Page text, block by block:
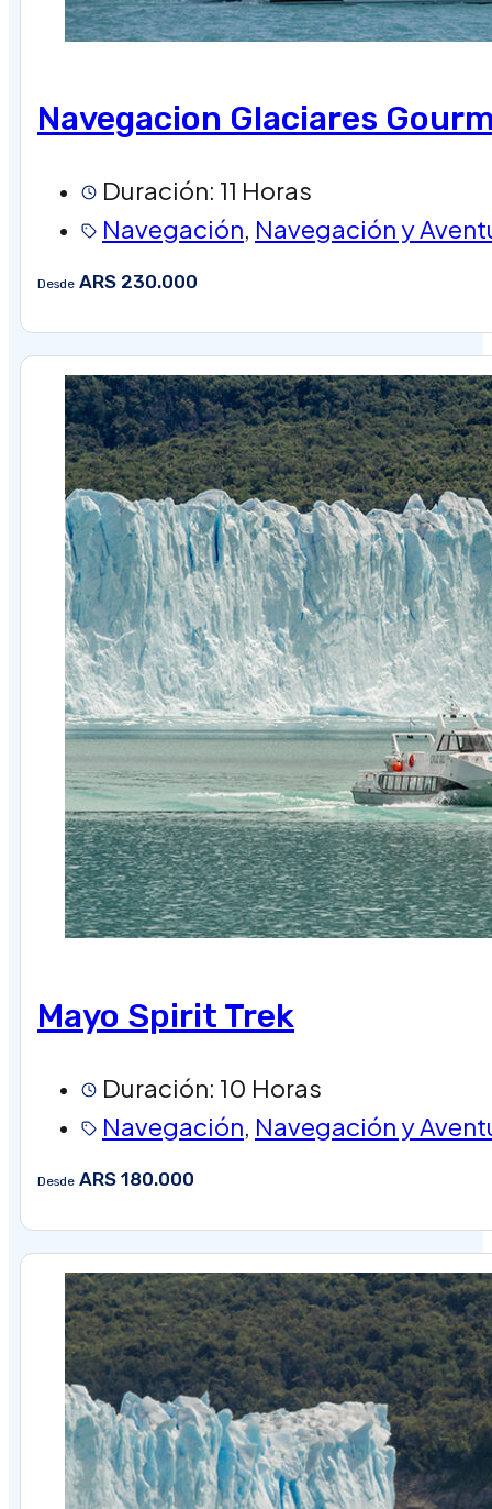
Navegacion Glaciares
Duración: 11 Horas
Navegación, Navegación y
Desde ARS 230.000
Mayo Spirit Trek
Duración: 10 Horas
Navegación, Navegación y
Desde ARS 180.000